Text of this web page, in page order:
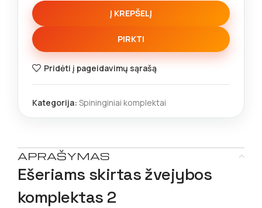
Į KREPŠELĮ
PIRKTI
Pridėti į pageidavimų sąrašą
Kategorija: Spininginiai komplektai
APRAŠYMAS
Ešeriams skirtas žvejybos
komplektas 2